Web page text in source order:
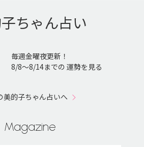
ちゃん占い
毎週金曜夜更新！
8/8〜8/14までの 運勢を見る
美的子ちゃん占いへ
Magazine